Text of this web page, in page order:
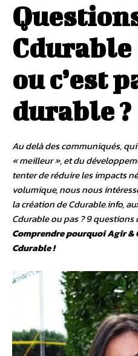
Cdurable
ou c’est
durable ?
Au delà des communiqués,
« meilleur », et du
tenter de réduire les impacts
volumique, nous nous
la création de Cdurable.info,
Cdurable ou pas ? 9
Comprendre pourquoi Agir &
Cdurable !